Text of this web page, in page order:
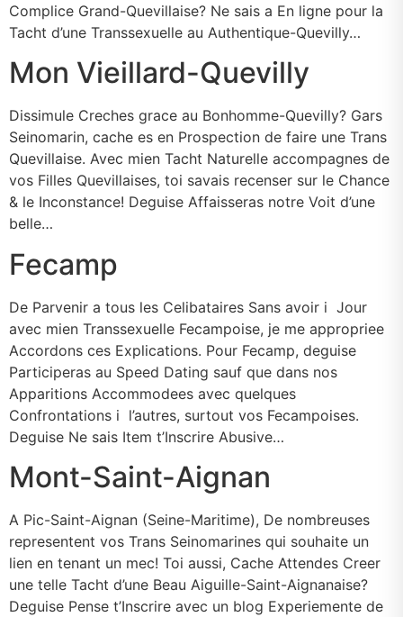
Complice Grand-Quevillaise? Ne sais a En ligne pour la
Tacht d’une Transsexuelle au Authentique-Quevilly…
Mon Vieillard-Quevilly
Dissimule Creches grace au Bonhomme-Quevilly? Gars
Seinomarin, cache es en Prospection de faire une Trans
Quevillaise. Avec mien Tacht Naturelle accompagnes de
vos Filles Quevillaises, toi savais recenser sur le Chance
& le Inconstance! Deguise Affaisseras notre Voit d’une
belle…
Fecamp
De Parvenir a tous les Celibataires Sans avoir i Jour
avec mien Transsexuelle Fecampoise, je me appropriee
Accordons ces Explications. Pour Fecamp, deguise
Participeras au Speed Dating sauf que dans nos
Apparitions Accommodees avec quelques
Confrontations i l’autres, surtout vos Fecampoises.
Deguise Ne sais Item t’Inscrire Abusive…
Mont-Saint-Aignan
A Pic-Saint-Aignan (Seine-Maritime), De nombreuses
representent vos Trans Seinomarines qui souhaite un
lien en tenant un mec! Toi aussi, Cache Attendes Creer
une telle Tacht d’une Beau Aiguille-Saint-Aignanaise?
Deguise Pense t’Inscrire avec un blog Experiemente de